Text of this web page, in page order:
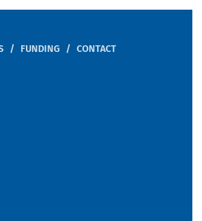
FUNDING CONTACT